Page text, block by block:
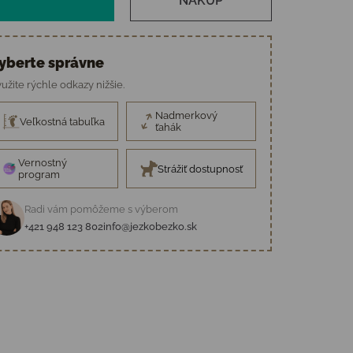
správne
rýchle odkazy nižšie.
Veľkostná tabuľka
Nadmerkový
ťahák
Vernostný
program
Strážiť dostupnosť
Radi vám pomôžeme s výberom
+421 948 123 802info@jezkobezko.sk